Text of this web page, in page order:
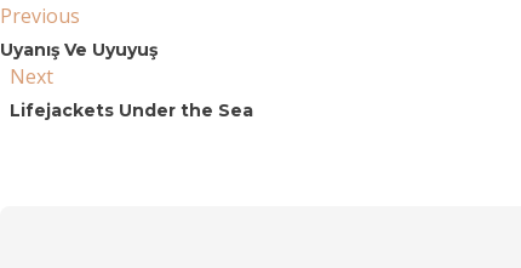
Previous
Uyanış Ve Uyuyuş
Next
Lifejackets Under the Sea